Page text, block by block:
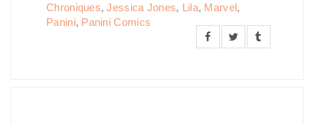
Chroniques,Jessica Jones, Lila, Marvel,
Panini, Panini Comics